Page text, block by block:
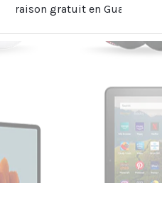
gratuit en Guadeloupe